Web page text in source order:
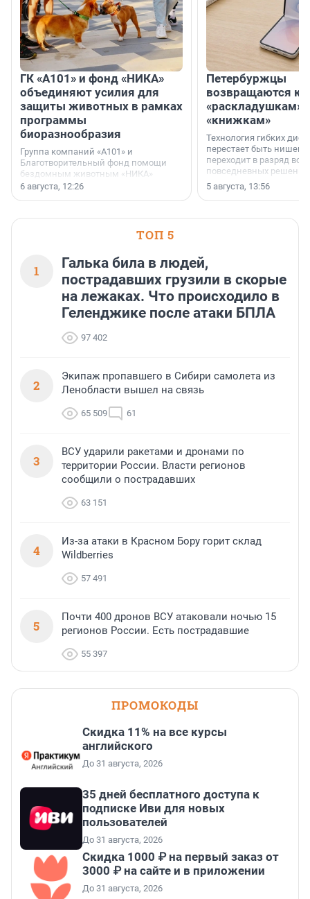
ГК «А101» и фонд «НИКА»
объединяют усилия для
защиты животных в рамках
программы
биоразнообразия
Группа компаний «А101» и
Благотворительный фонд помощи
бездомным животным «НИКА»
заключили соглашение о
6 августа, 12:26
Петербуржцы
возвращаются к
«раскладушкам»
«книжкам»
Технология гибких
перестает быть
переходит в разряд
повседневных
5 августа, 13:56
ТОП 5
1
Галька била в людей,
пострадавших грузили в скорые
на лежаках. Что происходило в
Геленджике после атаки БПЛА
97 402
2
Экипаж пропавшего в Сибири самолета из
Ленобласти вышел на связь
65 509 61
3
ВСУ ударили ракетами и дронами по
территории России. Власти регионов
сообщили о пострадавших
63 151
4
Из-за атаки в Красном Бору горит склад
Wildberries
57 491
5
Почти 400 дронов ВСУ атаковали ночью 15
регионов России. Есть пострадавшие
55 397
ПРОМОКОДЫ
Скидка 11% на все курсы
английского
До 31 августа, 2026
35 дней бесплатного доступа к
подписке Иви для новых
пользователей
До 31 августа, 2026
Скидка 1000 ₽ на первый заказ от
3000 ₽ на сайте и в приложении
До 31 августа, 2026